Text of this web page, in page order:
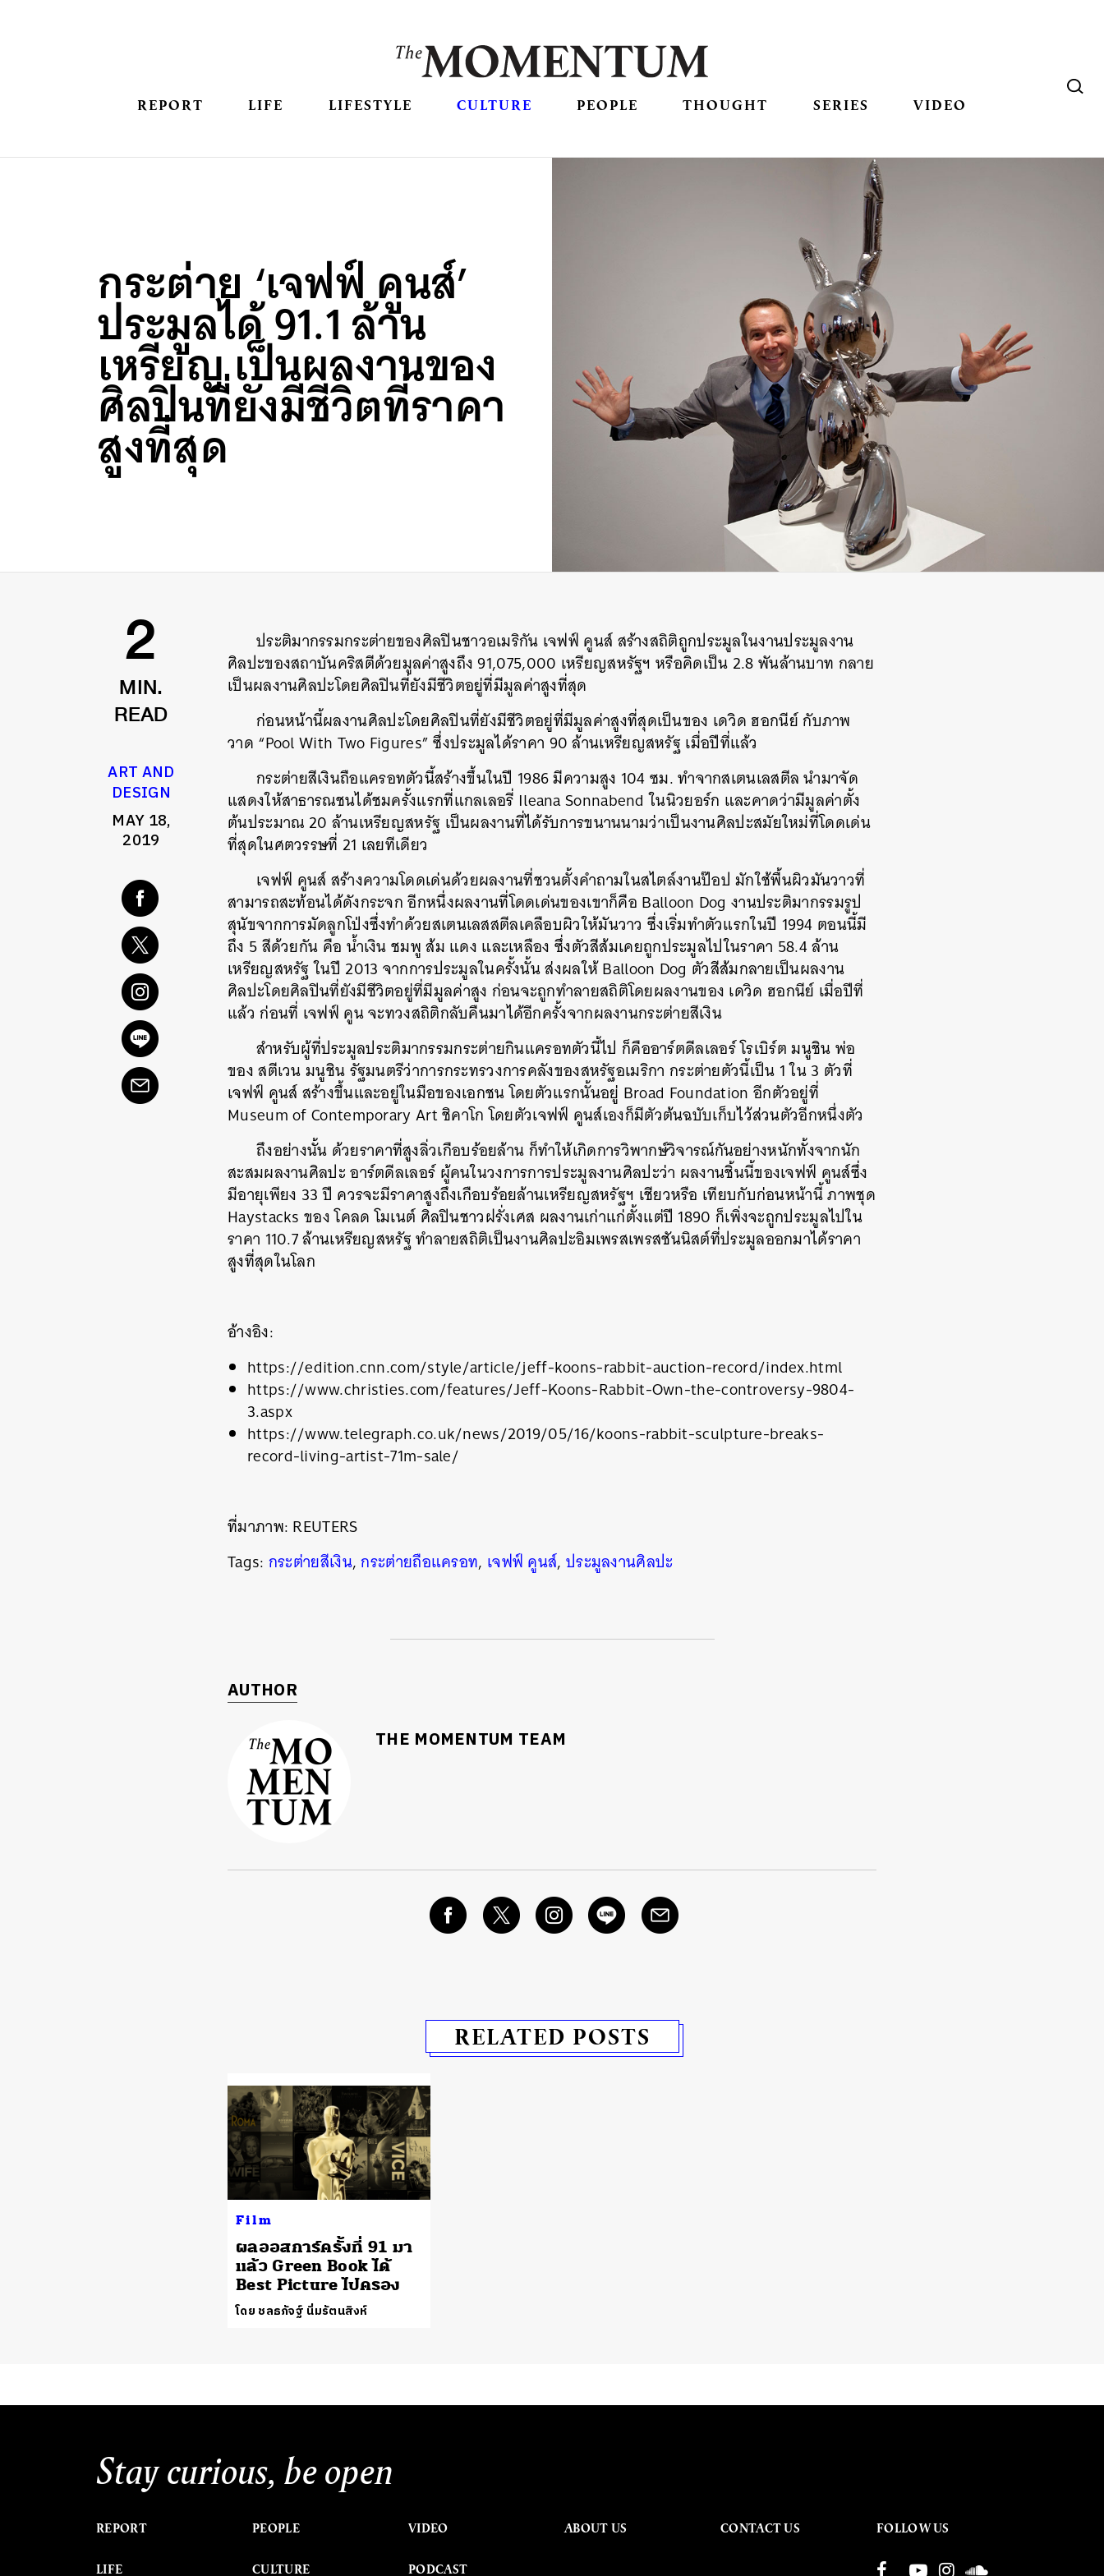
REPORT LIFE LIFESTYLE CULTURE PEOPLE THOUGHT SERIES VIDEO
กระต่าย ‘เจฟฟ์ คูนส์’
ประมูลได้ 91.1 ล้าน
เหรียญ เป็นผลงานของ
ศิลปินที่ยังมีชีวิตที่ราคา
สูงที่สุด
2
MIN.
READ
ART AND
DESIGN
MAY 18,
2019
ประติมากรรมกระต่ายของศิลปินชาวอเมริกัน เจฟฟ์ คูนส์ สร้างสถิติถูกประมูลในงานประมูลงาน
ศิลปะของสถาบันคริสตีด้วยมูลค่าสูงถึง91,075,000 เหรียญสหรัฐฯ หรือคิดเป็น 2.8 พันล้านบาท กลาย
เป็นผลงานศิลปะโดยศิลปินที่ยังมีชีวิตอยู่ที่มีมูลค่าสูงที่สุด
ก่อนหน้านี้ผลงานศิลปะโดยศิลปินที่ยังมีชีวิตอยู่ที่มีมูลค่าสูงที่สุดเป็นของ เดวิด ฮอกนีย์ กับภาพ
วาด “Pool With Two Figures” ซึ่งประมูลได้ราคา 90 ล้านเหรียญสหรัฐ เมื่อปีที่แล้ว
กระต่ายสีเงินถือแครอทตัวนี้สร้างขึ้นในปี 1986 มีความสูง 104 ซม. ทำจากสเตนเลสตีล นำมาจัด
แสดงให้สาธารณชนได้ชมครั้งแรกที่แกลเลอรี่ Ileana Sonnabend ในนิวยอร์ก และคาดว่ามีมูลค่าตั้ง
ต้นประมาณ 20 ล้านเหรียญสหรัฐ เป็นผลงานที่ได้รับการขนานนามว่าเป็นงานศิลปะสมัยใหม่ที่โดดเด่น
ที่สุดในศตวรรษที่ 21 เลยทีเดียว
เจฟฟ์ คูนส์ สร้างความโดดเด่นด้วยผลงานที่ชวนตั้งคำถามในสไตล์งานป๊อป มักใช้พื้นผิวมันวาวที่
สามารถสะท้อนได้ดังกระจก อีกหนึ่งผลงานที่โดดเด่นของเขาก็คือ Balloon Dog งานประติมากรรมรูป
สุนัขจากการมัดลูกโป่งซึ่งทำด้วยสเตนเลสสตีลเคลือบผิวให้มันวาว ซึ่งเริ่มทำตัวแรกในปี 1994 ตอนนี้มี
ถึง 5 สีด้วยกัน คือ น้ำเงิน ชมพู ส้ม แดง และเหลือง ซึ่งตัวสีส้มเคยถูกประมูลไปในราคา 58.4 ล้าน
เหรียญสหรัฐ ในปี 2013 จากการประมูลในครั้งนั้น ส่งผลให้ Balloon Dog ตัวสีส้มกลายเป็นผลงาน
ศิลปะโดยศิลปินที่ยังมีชีวิตอยู่ที่มีมูลค่าสูง ก่อนจะถูกทำลายสถิติโดยผลงานของ เดวิด ฮอกนีย์ เมื่อปีที่
แล้ว ก่อนที่ เจฟฟ์ คูน จะทวงสถิติกลับคืนมาได้อีกครั้งจากผลงานกระต่ายสีเงิน
สำหรับผู้ที่ประมูลประติมากรรมกระต่ายกินแครอทตัวนี้ไป ก็คืออาร์ตดีลเลอร์ โรเบิร์ต มนูชินพ่อ
ของ สตีเวน มนูชิน รัฐมนตรีว่าการกระทรวงการคลังของสหรัฐอเมริกา กระต่ายตัวนี้เป็น 1 ใน 3 ตัวที่
เจฟฟ์ คูนส์ สร้างขึ้นและอยู่ในมือของเอกชน โดยตัวแรกนั้นอยู่ Broad Foundation อีกตัวอยู่ที่
Museum of Contemporary Art ชิคาโก โดยตัวเจฟฟ์ คูนส์เองก็มีตัวต้นฉบับเก็บไว้ส่วนตัวอีกหนึ่งตัว
ถึงอย่างนั้น ด้วยราคาที่สูงลิ่วเกือบร้อยล้าน ก็ทำให้เกิดการวิพากษ์วิจารณ์กันอย่างหนักทั้งจากนัก
สะสมผลงานศิลปะ อาร์ตดีลเลอร์ ผู้คนในวงการการประมูลงานศิลปะว่า ผลงานชิ้นนี้ของเจฟฟ์ คูนส์ซึ่ง
มีอายุเพียง 33 ปี ควรจะมีราคาสูงถึงเกือบร้อยล้านเหรียญสหรัฐฯ เชียวหรือ เทียบกับก่อนหน้านี้ภาพชุด
Haystacks ของ โคลด โมเนต์ ศิลปินชาวฝรั่งเศส ผลงานเก่าแก่ตั้งแต่ปี 1890 ก็เพิ่งจะถูกประมูลไปใน
ราคา 110.7 ล้านเหรียญสหรัฐ ทำลายสถิติเป็นงานศิลปะอิมเพรสเพรสชันนิสต์ที่ประมูลออกมาได้ราคา
สูงที่สุดในโลก
อ้างอิง:
https://edition.cnn.com/style/article/jeff-koons-rabbit-auction-record/index.html
https://www.christies.com/features/Jeff-Koons-Rabbit-Own-the-controversy-9804-
3.aspx
https://www.telegraph.co.uk/news/2019/05/16/koons-rabbit-sculpture-breaks-
record-living-artist-71m-sale/
ที่มาภาพ: REUTERS
Tags: กระต่ายสีเงิน,กระต่ายถือแครอท, เจฟฟ์ คูนส์, ประมูลงานศิลปะ
AUTHOR
THE MOMENTUM TEAM
RELATED POSTS
Film
ผลออสการ์ครั้งที่ 91 มา
แล้ว Green Book ได้
Best Picture ไปครอง
โดย ชลธภัจฐ์ นิ่มรัตนสิงห์
Stay curious, be open
REPORT
LIFE
PEOPLE
CULTURE
VIDEO
PODCAST
ABOUT US CONTACT US FOLLOW US
SHARE TWEET LINE EMAIL